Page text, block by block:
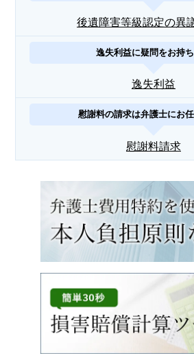
後遺障害等級認定の異
逸失利益に疑問をお持
逸失利益
慰謝料の請求は弁護士にお
慰謝料請求